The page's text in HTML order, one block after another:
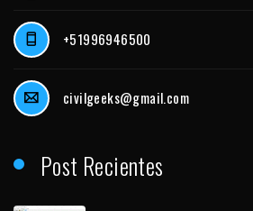
+51996946500
civilgeeks@gmail.com
Post Recientes